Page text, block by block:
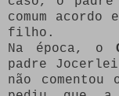
comum
filho.
Na época, o
padre
não